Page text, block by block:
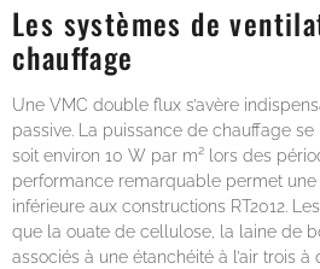
Les systèmes de
chauffage
Une VMC double flux s’avère
passive. La puissance de chauffage se
soit environ 10 W par m² lors des
performance remarquable permet
inférieure aux constructions RT2012.
que la ouate de cellulose, la laine de
associés à une étanchéité à l’air trois à